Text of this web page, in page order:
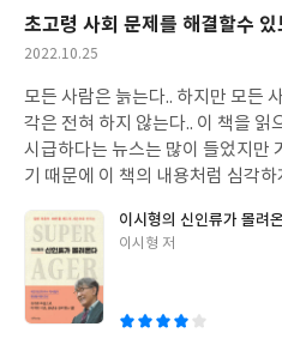
금 늦더라도 자신의 가슴속에 꿈이
세상 살아가는데 조금이나마 도움이 될거라고 생각한다. 마지막으
로 이 책의 꿈과 비행기 그리고 또
른 이야기의 책이 이어져서 나오기
한 자유의 의지를 가진다. 그러나 조금만 사회생활을 하게 되면 자신
이 하고 싶은대로 되는것이 없다는 벽
다. 그것으로 조금씩 자신들이 공부
는 것을 알수 있을것이다. 이 책의 내용처럼 과거에 부모님들의 이야
기에는 배부르게 밥을 못 먹던 시절도 많았고.. 처
했던 시절의 기억까지 모두 가지고 있다.. 아주 많은 부
으로 지금의 나라를 만들었다는 것
없이 부모에게 반항하고 심지어 입
게 된다. 하지만 이 책의 읽고 자신들의 부모가 살아온 시절에 조금
이라도 알수 있다면 정말 많은 것을 배울수 있을 거라고 확신한다.
특히 이 책의 내용에서 다루는 인
설명하는 내용이 있다. 인간들끼리의 싸움으로 원자포탄을 터 뜨리
초고령 사회 문제를 해결할수
작
일
2022.10.25
모든 사람은 늙는다.. 하지만 모든 사람들은 자신들이 늙을거라는 생
각은 전혀 하지 않는다.. 이 책을 읽으면서 이제까지 고령화 문제가
시급하다는 뉴스는 많이 들었지만 거의
기 때문에 이 책의 내용처럼 심각하게
르게 보면 재앙을 나타내는 표현일수도 있다는 생각을 해본다. 과거
에는 마을이라는 개념으로 마을마
운영권을 가지고 마을에 모든 문제를 다루는 슬기롭고 지혜의 상징
이 노인들의 역할이었다. 하지만 현재 시대에 노인의 이미지는 동방
예의 지국이라고 말하는 우리나라 조
이시형의 신인류가 몰려
글
이시형 저